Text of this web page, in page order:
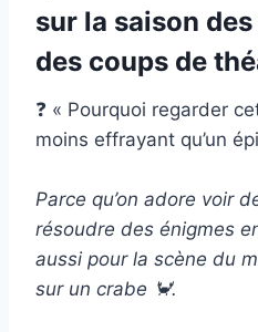
sur la saison
des coups de
❓ « Pourquoi regarder
moins effrayant qu’un
Parce qu’on adore voir
résoudre des énigmes
aussi pour la scène du
sur un crabe 🦀.